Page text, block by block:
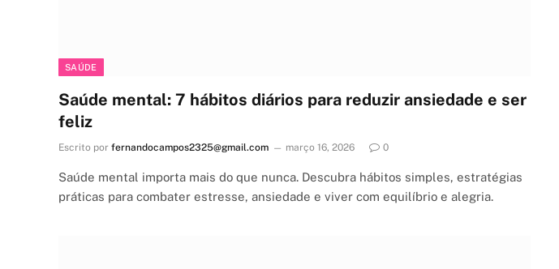
SAÚDE
Saúde mental: 7 hábitos diários para reduzir ansiedade e ser
feliz
Escrito por fernandocampos2325@gmail.com março 16, 2026 0
Saúde mental importa mais do que nunca. Descubra hábitos simples, estratégias
práticas para combater estresse, ansiedade e viver com equilíbrio e alegria.